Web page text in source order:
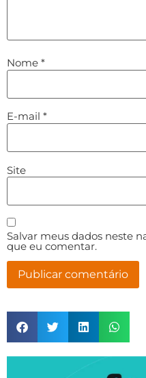
Nome *
E-mail *
Site
Salvar meus dados neste
que eu comentar.